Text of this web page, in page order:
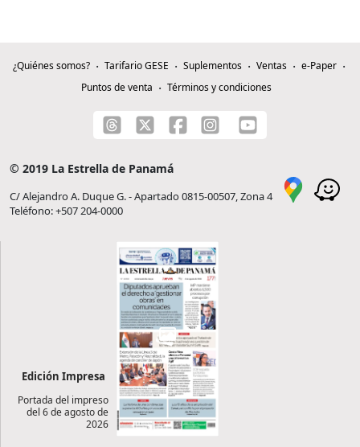
¿Quiénes somos? Tarifario GESE Suplementos Ventas
e-Paper
Puntos de venta
Términos y condiciones
© 2019 La Estrella de Panamá
C/ Alejandro A. Duque G. - Apartado 0815-00507, Zona 4
Teléfono: +507 204-0000
Edición Impresa
Portada del impreso
del 6 de agosto de
2026